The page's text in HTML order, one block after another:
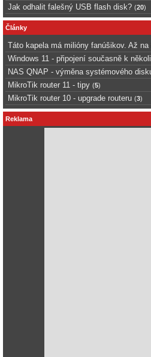
Jak odhalit falešný USB flash disk? (20)
Články
Táto kapela má milióny fanúšikov. Až na
Windows 11 - připojení současně k
NAS QNAP - výměna systémového
MikroTik router 11 - tipy (5)
MikroTik router 10 - upgrade routeru (3)
Reklama